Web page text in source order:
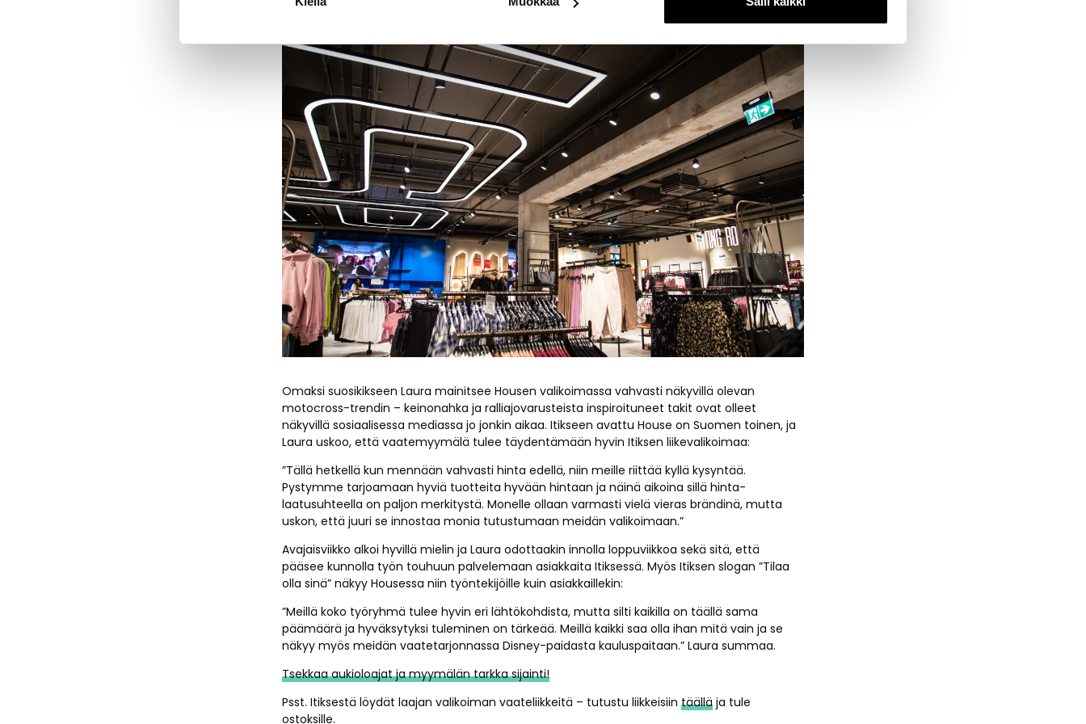
Omaksi suosikikseen Laura mainitsee Housen valikoimassa vahvasti näkyvillä olevan
motocross-trendin – keinonahka ja ralliajovarusteista inspiroituneet takit ovat olleet
näkyvillä sosiaalisessa mediassa jo jonkin aikaa. Itikseen avattu House on Suomen toinen, ja
Laura uskoo, että vaatemyymälä tulee täydentämään hyvin Itiksen liikevalikoimaa:
”Tällä hetkellä kun mennään vahvasti hinta edellä, niin meille riittää kyllä kysyntää.
Pystymme tarjoamaan hyviä tuotteita hyvään hintaan ja näinä aikoina sillä hinta-
laatusuhteella on paljon merkitystä. Monelle ollaan varmasti vielä vieras brändinä, mutta
uskon, että juuri se innostaa monia tutustumaan meidän valikoimaan.”
Avajaisviikko alkoi hyvillä mielin ja Laura odottaakin innolla loppuviikkoa sekä sitä, että
pääsee kunnolla työn touhuun palvelemaan asiakkaita Itiksessä. Myös Itiksen slogan ”Tilaa
olla sinä” näkyy Housessa niin työntekijöille kuin asiakkaillekin:
”Meillä koko työryhmä tulee hyvin eri lähtökohdista, mutta silti kaikilla on täällä sama
päämäärä ja hyväksytyksi tuleminen on tärkeää. Meillä kaikki saa olla ihan mitä vain ja se
näkyy myös meidän vaatetarjonnassa Disney-paidasta kauluspaitaan.” Laura summaa.
Tsekkaa aukioloajat ja myymälän tarkka sijainti!
Psst. Itiksestä löydät laajan valikoiman vaateliikkeitä – tutustu liikkeisiintäällä ja tule
ostoksille.